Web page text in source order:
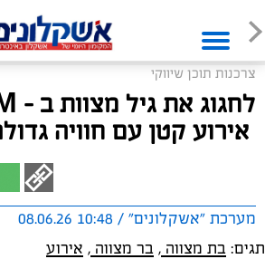
צרכנות תוכן שיווקי
אירוע קטן עם חוויה
מערכת "אשקלונים" / 10:48 08.06.26
תגים: בת מצווה , בר מצווה , אירוע